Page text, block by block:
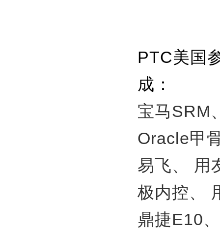
PTC美国
成：
宝马SRM
Oracle甲
易飞、
用
极内控、
鼎捷E10、